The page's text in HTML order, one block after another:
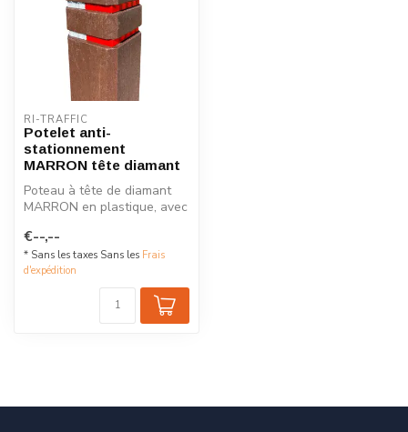
RI-TRAFFIC
Potelet anti-
stationnement
MARRON tête diamant
Poteau à tête de diamant
MARRON en plastique, avec
€--,--
* Sans les taxes Sans les Frais
d'expédition